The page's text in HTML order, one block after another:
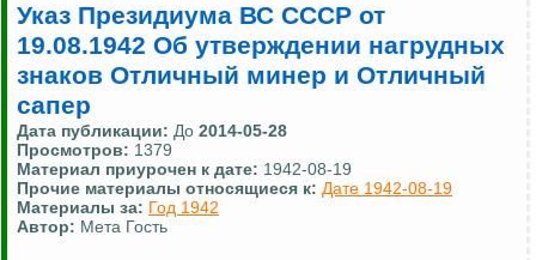
Указ Президиума ВС СССР от
19.08.1942 Об утверждении нагрудных
знаков Отличный минер и Отличный
сапер
Дата публикации: До 2014-05-28
Просмотров: 1379
Материал приурочен к дате: 1942-08-19
Прочие материалы относящиеся к: Дате 1942-08-19
Материалы за: Год 1942
Автор: Мета Гость